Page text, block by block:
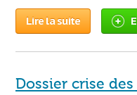
Lire la suite
Dossier crise